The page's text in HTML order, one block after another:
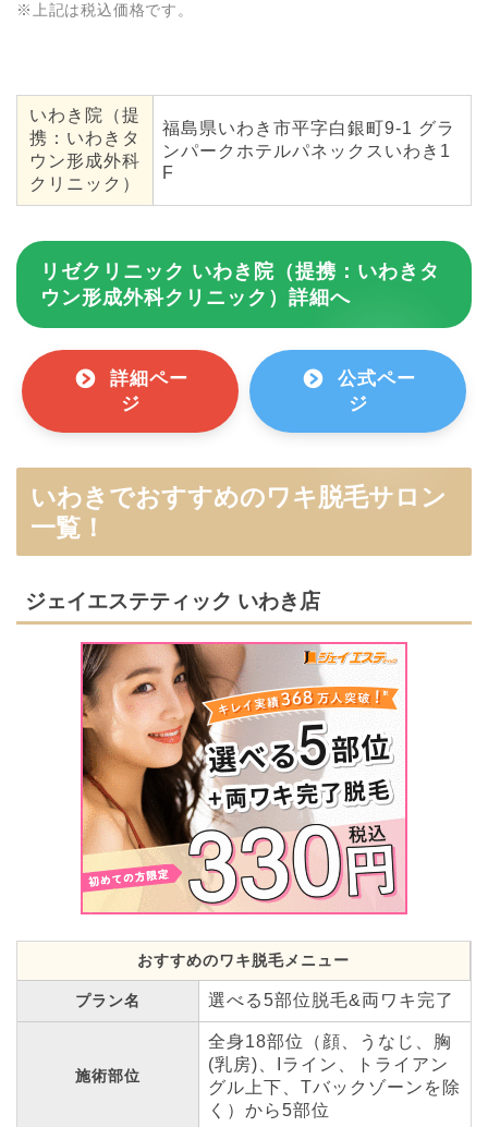
※上記は税込価格です。
いわき院（提
携：いわきタ
ウン形成外科
クリニック）
福島県いわき市平字白銀町9-1 グラ
ンパークホテルパネックスいわき1
F
リゼクリニック いわき院（提携：いわきタ
ウン形成外科クリニック）詳細へ
詳細ペー
ジ
公式ペー
ジ
いわきでおすすめのワキ脱毛サロン
一覧！
ジェイエステティック いわき店
おすすめのワキ脱毛メニュー
プラン名 選べる5部位脱毛&両ワキ完了
施術部位
全身18部位（顔、うなじ、胸
(乳房)、Iライン、トライアン
グル上下、Tバックゾーンを除
く）から5部位